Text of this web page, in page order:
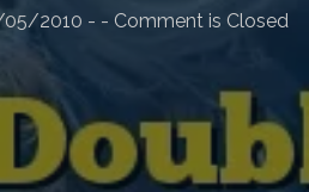
2010 - - Comment is Closed